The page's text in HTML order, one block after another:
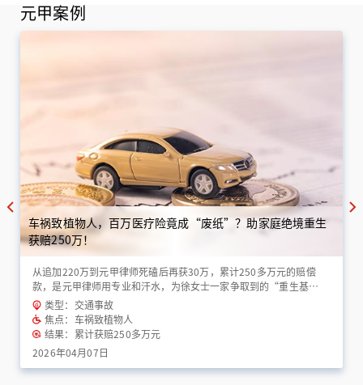
元甲案例
车祸致植物人，百万医疗险竟成“废纸”？助家庭绝境重生
获赔250万！
从追加220万到元甲律师死磕后再获30万，累计250多万元的赔偿
款，是元甲律师用专业和汗水，为徐女士一家争取到的“重生基
金”！
类型：交通事故
焦点：车祸致植物人
结果：累计获赔250多万元
2026年04月07日